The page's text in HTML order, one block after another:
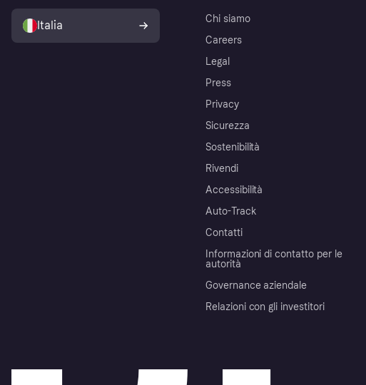
Chi siamo
Careers
Legal
Press
Privacy
Sicurezza
Sostenibilità
Rivendi
Accessibilità
Auto-Track
Contatti
Informazioni di contatto per le
autorità
Governance aziendale
Relazioni con gli investitori
Italia